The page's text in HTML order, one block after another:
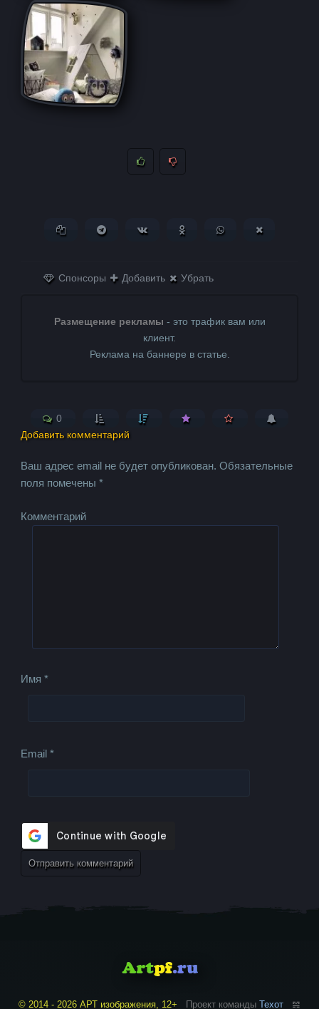
Копировать ссылкуПоделиться в Telegram
Поделиться ВКонтактеПоделиться в
Поделиться в
Спонсоры Добавить Убрать
Размещение рекламы - это трафик вам или
клиент.
Реклама на баннере в статье.
0
Добавить комментарий
Ваш адрес email не будет опубликован. Обязательные
поля помечены*
Комментарий
Имя*
Email*
© 2014 - 2026 АРТ изображения, 12+ Проект команды Техот 𝌴